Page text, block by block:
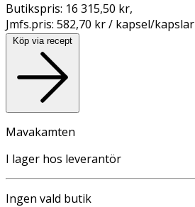
Butikspris: 16 315,50 kr,
Jmfs.pris: 582,70 kr / kapsel/kapslar
Köp via recept
Mavakamten
I lager hos leverantör
Ingen vald butik